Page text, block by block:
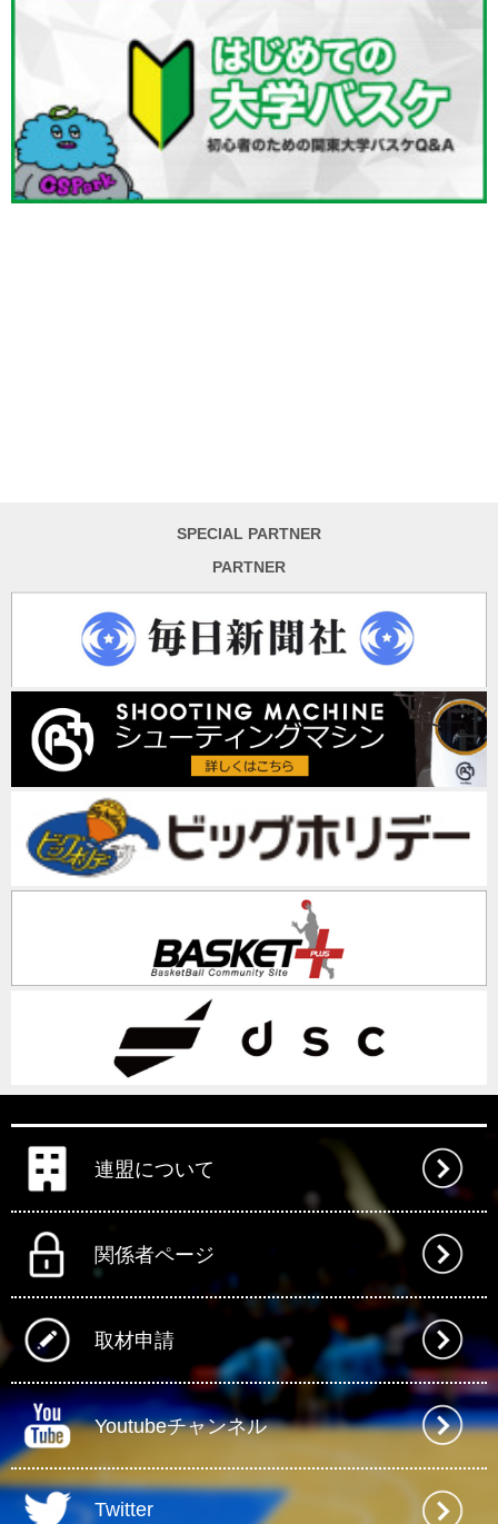
SPECIAL PARTNER
PARTNER
連盟について
関係者ページ
取材申請
Youtubeチャンネル
Twitter